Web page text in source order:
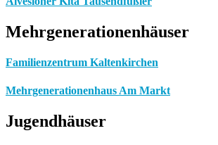
Mehrgenerationenhäuser
Familienzentrum Kaltenkirchen
Mehrgenerationenhaus Am Markt
Jugendhäuser